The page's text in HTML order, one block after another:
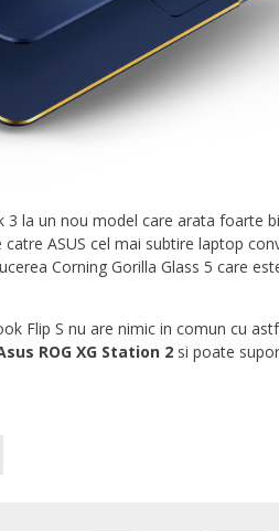
la un nou model care arata foarte
ASUS cel mai subtire laptop
Corning Gorilla Glass 5 care
Flip S nu are nimic in comun cu
ROG XG Station 2 si poate